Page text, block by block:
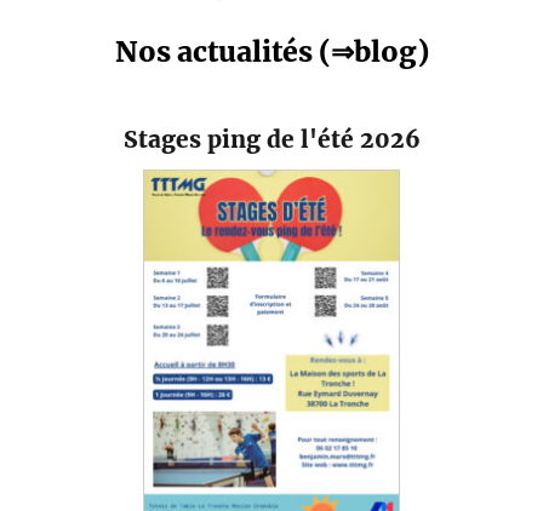
Nos actualités (⇒blog)
Stages ping de l'été 2026